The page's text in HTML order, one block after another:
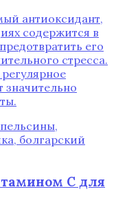
антиоксидант,
содержится в
его
стресса.
значительно
болгарский
C для